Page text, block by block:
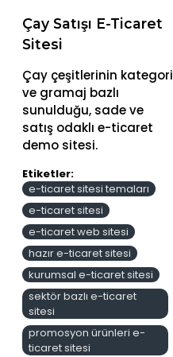
Çay Satışı E-Ticaret
Sitesi
Çay çeşitlerinin kategori
ve gramaj bazlı
sunulduğu, sade ve
satış odaklı e-ticaret
demo sitesi.
Etiketler:
e-ticaret sitesi temaları
e-ticaret sitesi
e-ticaret web sitesi
hazır e-ticaret sitesi
kurumsal e-ticaret sitesi
sektör bazlı e-ticaret
sitesi
promosyon ürünleri e-
ticaret sitesi